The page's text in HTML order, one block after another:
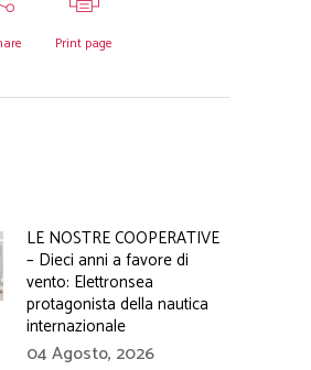
Print page
LE NOSTRE COOPERATIVE
– Dieci anni a favore di
vento: Elettronsea
protagonista della nautica
internazionale
04 Agosto, 2026